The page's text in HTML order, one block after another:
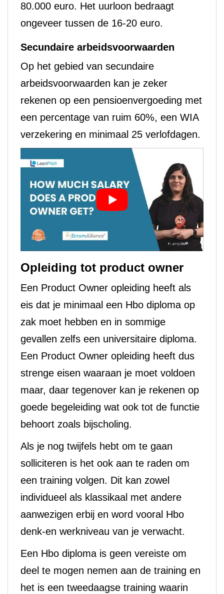
80.000 euro. Het uurloon bedraagt
ongeveer tussen de 16-20 euro.
Secundaire arbeidsvoorwaarden
Op het gebied van secundaire
arbeidsvoorwaarden kan je zeker
rekenen op een pensioenvergoeding met
een percentage van ruim 60%, een WIA
verzekering en minimaal 25 verlofdagen.
Opleiding tot product owner
Een Product Owner opleiding heeft als
eis dat je minimaal een Hbo diploma op
zak moet hebben en in sommige
gevallen zelfs een universitaire diploma.
Een Product Owner opleiding heeft dus
strenge eisen waaraan je moet voldoen
maar, daar tegenover kan je rekenen op
goede begeleiding wat ook tot de functie
behoort zoals bijscholing.
Als je nog twijfels hebt om te gaan
solliciteren is het ook aan te raden om
een training volgen. Dit kan zowel
individueel als klassikaal met andere
aanwezigen erbij en word vooral Hbo
denk-en werkniveau van je verwacht.
Een Hbo diploma is geen vereiste om
deel te mogen nemen aan de training en
het is een tweedaagse training waarin